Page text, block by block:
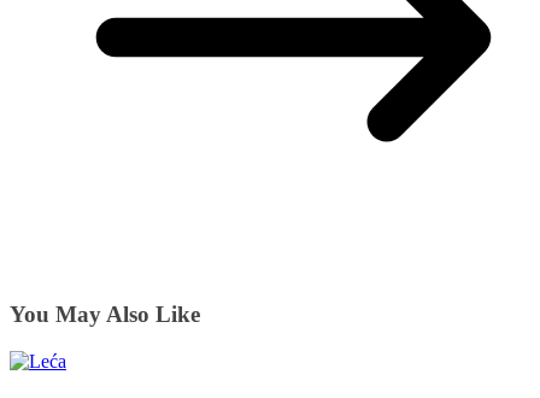
You May Also Like